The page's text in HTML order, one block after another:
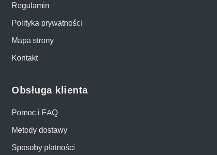
Regulamin
Polityka prywatności
Mapa strony
Kontakt
Obsługa klienta
Pomoc i FAQ
Metody dostawy
Sposoby płatności